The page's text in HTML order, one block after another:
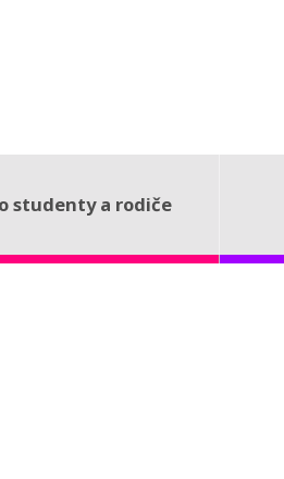
studenty a rodiče